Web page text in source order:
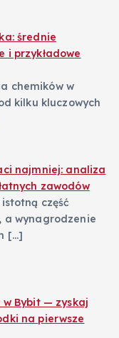
średnie
i przykładowe
chemików w
kilku kluczowych
najmniej: analiza
zawodów
część
a wynagrodzenie
[…]
w Bybit — zyskaj
na pierwsze